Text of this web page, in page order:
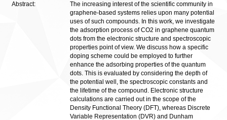
Abstract:
The increasing interest of the scientific community in
graphene-based systems relies upon many potential
uses of such compounds. In this work, we investigate
the adsorption process of CO2 in graphene quantum
dots from the electronic structure and spectroscopic
properties point of view. We discuss how a specific
doping scheme could be employed to further
enhance the adsorbing properties of the quantum
dots. This is evaluated by considering the depth of
the potential well, the spectroscopic constants and
the lifetime of the compound. Electronic structure
calculations are carried out in the scope of the
Density Functional Theory (DFT), whereas Discrete
Variable Representation (DVR) and Dunham